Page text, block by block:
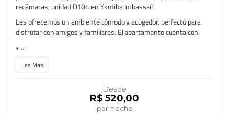
recámaras, unidad D104 en Ykutiba Imbassaí!
Les ofrecemos un ambiente cómodo y acogedor, perfecto para
disfrutar con amigos y familiares. El apartamento cuenta con:
• ...
Lea Mas
Desde
R$ 520,00
por noche